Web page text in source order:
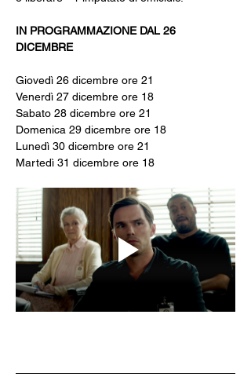
IN PROGRAMMAZIONE DAL 26
DICEMBRE
Giovedì 26 dicembre ore 21
Venerdì 27 dicembre ore 18
Sabato 28 dicembre ore 21
Domenica 29 dicembre ore 18
Lunedì 30 dicembre ore 21
Martedì 31 dicembre ore 18